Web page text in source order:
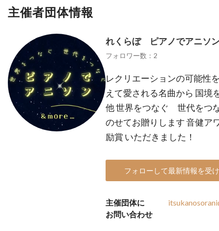
主催者団体情報
れくらぼ ピアノでアニソ
フォロワー数：2
レクリエーションの可能性
えて愛される名曲から 国境
他 世界をつなぐ 世代をつ
のせてお贈りします 音健
励賞 いただきました！
フォローして最新情報を受
主催団体に
お問い合わせ